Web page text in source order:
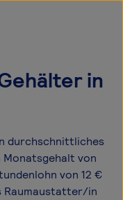
in
durchschnittliches
von
von 12 €
Raumaustatter/in